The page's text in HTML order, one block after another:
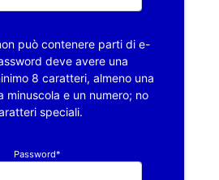
può contenere parti di e-
deve avere una
8 caratteri, almeno una
minuscola e un numero; no
speciali.
Password*